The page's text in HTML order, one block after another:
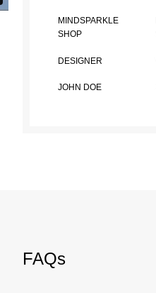
MINDSPARKLE
SHOP
DESIGNER
JOHN DOE
FAQs